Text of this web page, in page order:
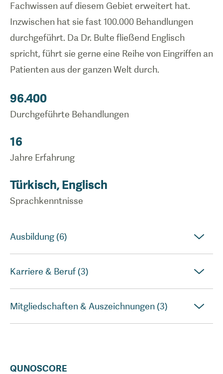
Fachwissen auf diesem Gebiet erweitert hat.
Inzwischen hat sie fast 100.000 Behandlungen
durchgeführt. Da Dr. Bulte fließend Englisch
spricht, führt sie gerne eine Reihe von Eingriffen an
Patienten aus der ganzen Welt durch.
96.400
Durchgeführte Behandlungen
16
Jahre Erfahrung
Türkisch, Englisch
Sprachkenntnisse
Ausbildung (6)
Karriere & Beruf (3)
Mitgliedschaften & Auszeichnungen (3)
QUNOSCORE